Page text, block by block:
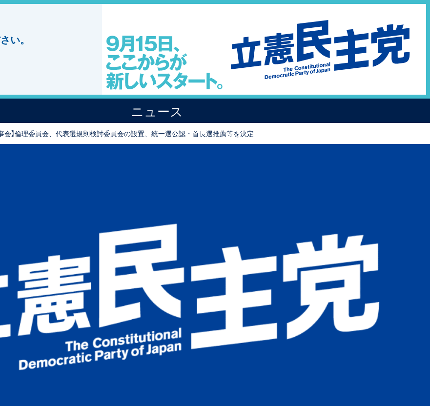
い。
ニュース
会】倫理委員会、代表選規則検討委員会の設置、統一選公認・首長選推薦等を決定